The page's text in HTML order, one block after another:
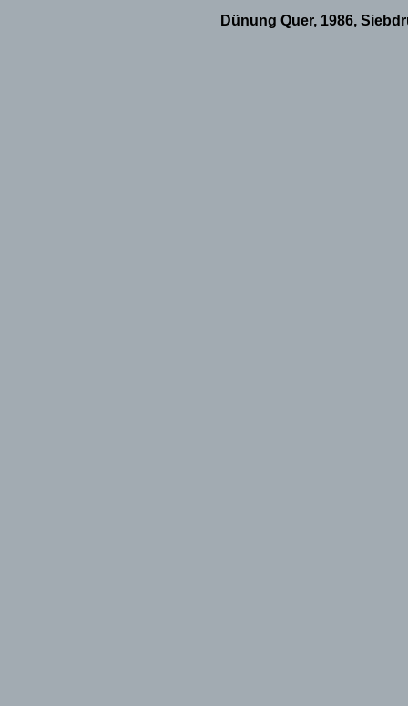
Dünung Quer, 1986,